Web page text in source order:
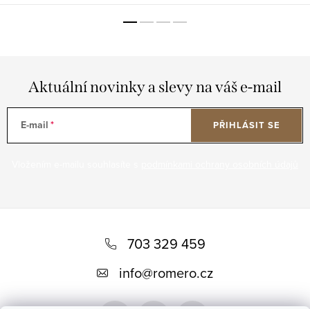
Aktuální novinky a slevy na váš e-mail
E-mail PŘIHLÁSIT SE
703 329 459
info@romero.cz